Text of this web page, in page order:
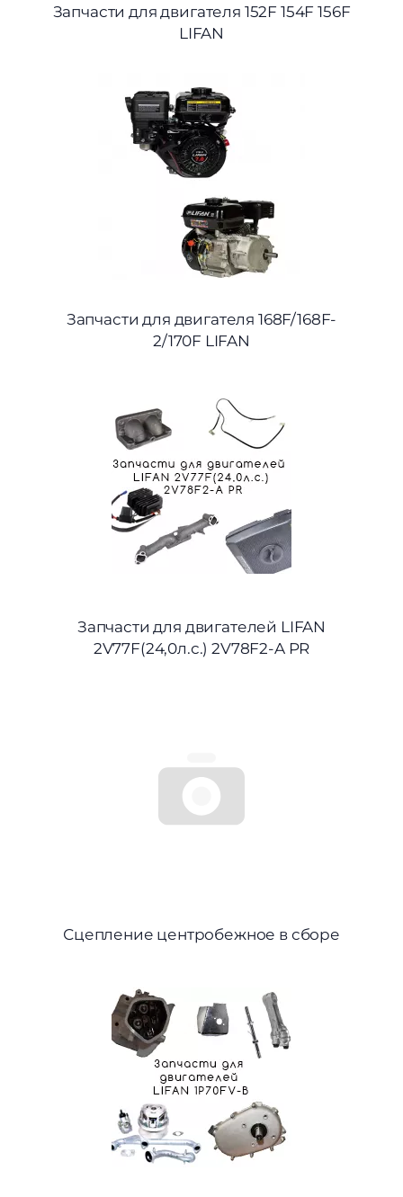
Запчасти для двигателя 152F 154F 156F
LIFAN
Запчасти для двигателя 168F/168F-
2/170F LIFAN
Запчасти для двигателей LIFAN
2V77F(24,0л.с.) 2V78F2-A PR
Сцепление центробежное в сборе